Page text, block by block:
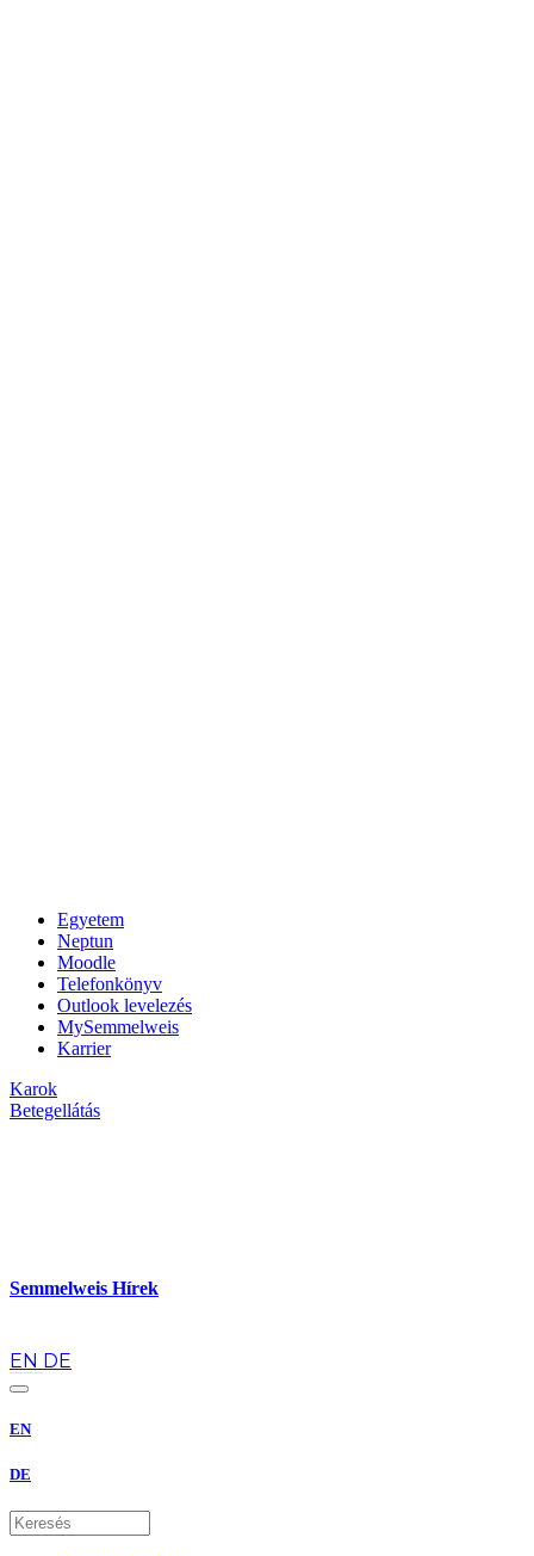
Egyetem
Neptun
Moodle
Telefonkönyv
Outlook levelezés
MySemmelweis
Karrier
Karok
Betegellátás
Semmelweis Hírek
EN DE
EN
DE